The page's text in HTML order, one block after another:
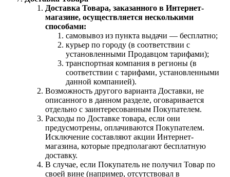
Доставка Товара, заказанного в Интернет-
магазине, осуществляется несколькими
способами:
самовывоз из пункта выдачи — бесплатно;
курьер по городу (в соответствии с
установленными Продавцом тарифами);
транспортная компания в регионы (в
соответствии с тарифами, установленными
данной компанией).
Возможность другого варианта Доставки, не
описанного в данном разделе, оговаривается
отдельно с заинтересованным Покупателем.
Расходы по Доставке товара, если они
предусмотрены, оплачиваются Покупателем.
Исключение составляют акции Интернет-
магазина, которые предполагают бесплатную
доставку.
В случае, если Покупатель не получил Товар по
своей вине (например, отсутствовал в